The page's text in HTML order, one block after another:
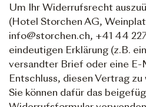
Um Ihr Widerrufsrecht
(Hotel Storchen AG,
info@storchen.ch, +41 44
eindeutigen Erklärung (z.B.
versandter Brief oder eine E-
Entschluss, diesen Vertrag
Sie können dafür das